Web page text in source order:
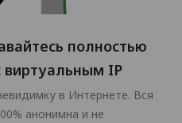
полностью
IP
в Интернете. Вся
анонимна и не